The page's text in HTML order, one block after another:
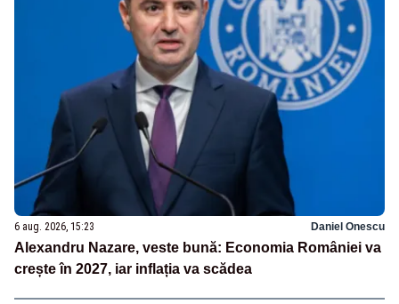
6 aug. 2026, 15:23 Daniel Onescu
Alexandru Nazare, veste bună: Economia României va
crește în 2027, iar inflația va scădea